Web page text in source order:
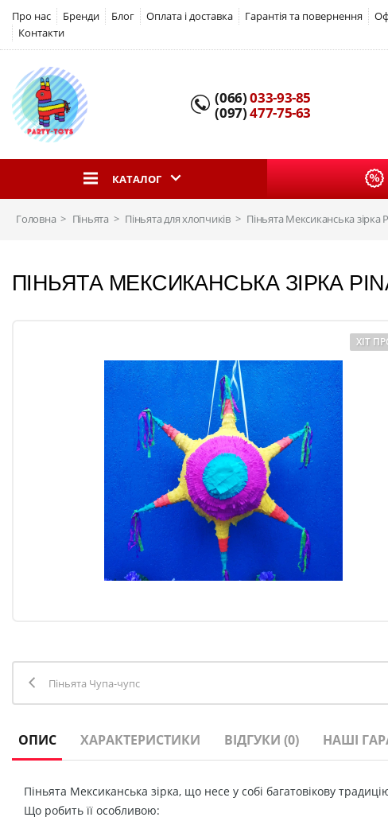
Про нас Бренди Блог Оплата і доставка Гарантія та повернення
Контакти
(066)033-93-85
(097)477-75-63
КАТАЛОГ
Головна Піньята Піньята для хлопчиків Піньята Мексиканська зірка
ПІНЬЯТА МЕКСИКАНСЬКА ЗІРКА
ХІТ
Піньята Чупа-чупс
ОПИС ХАРАКТЕРИСТИКИ ВІДГУКИ (0) НАШІ
Піньята Мексиканська зірка, що несе у собі багатовікову
Що робить її особливою: